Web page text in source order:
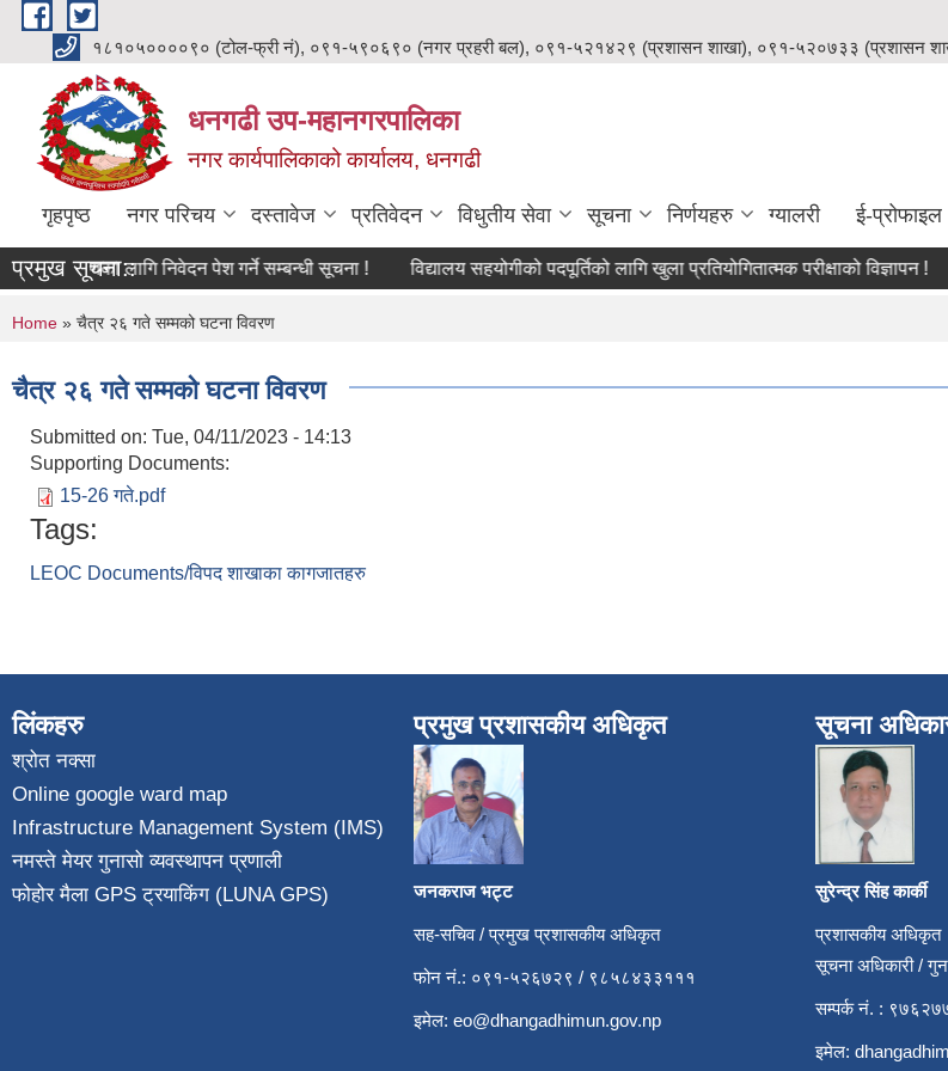
Skip to main content
१८१०५००००९० (टोल-फ्री नं), ०९१-५९०६९० (नगर प्रहरी बल), ०९१-५२१४२९ (प्रशासन शाखा), ०९१-५२०७३३ (प्रशासन
धनगढी उप-महानगरपालिका
नगर कार्यपालिकाको कार्यालय, धनगढी
गृहपृष्ठ नगर परिचय दस्तावेज प्रतिवेदन विधुतीय सेवा सूचना निर्णयहरु ग्यालरी ई-प्रोफाइल
प्रमुख सूचना::
लेखापरीक्षणका लागि निवेदन पेश गर्ने सम्बन्धी सूचना ! विद्यालय सहयोगीको पदपूर्तिको लागि खुला प्रतियोगितात्मक परीक्षाको विज्ञापन !
You are here
Home » चैत्र २६ गते सम्मको घटना विवरण
चैत्र २६ गते सम्मको घटना विवरण
Submitted on: Tue, 04/11/2023 - 14:13
Supporting Documents:
15-26 गते.pdf
Tags:
LEOC Documents/विपद शाखाका कागजातहरु
लिंकहरु
श्रोत नक्सा
Online google ward map
Infrastructure Management System (IMS)
नमस्ते मेयर गुनासो व्यवस्थापन प्रणाली
फोहोर मैला GPS ट्रयाकिंग (LUNA GPS)
प्रमुख प्रशासकीय अधिकृत
जनकराज भट्ट
सह-सचिव / प्रमुख प्रशासकीय अधिकृत
फोन नं.: ०९१-५२६७२९ / ९८५८४३३१११
इमेल: eo@dhangadhimun.gov.np
सूचना
सुरेन्द्र सिंह कार्की
प्रशासकीय अधिकृत
सूचना अधिकारी /
सम्पर्क नं. :
इमेल: